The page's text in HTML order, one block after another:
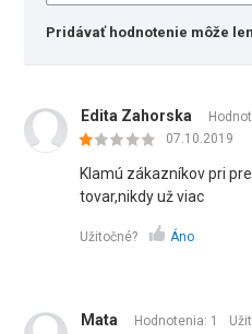
Pridávať hodnotenie môže len
Edita Zahorska
07.10.2019
Klamú zákazníkov pri
tovar,nikdy už viac
Užitočné? Áno
Mata Hodnotenia: 1